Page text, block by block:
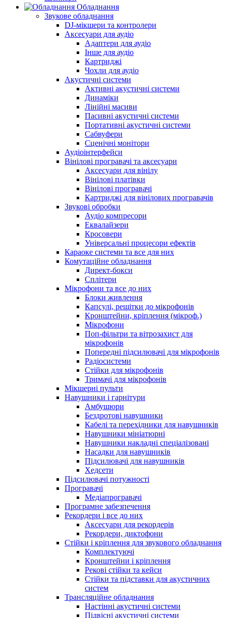
Обладнання
Звукове обладнання
DJ-мікшери та контролери
Аксесуари для аудіо
Адаптери для аудіо
Інше для аудіо
Картриджі
Чохли для аудіо
Акустичні системи
Активні акустичні системи
Динаміки
Лінійні масиви
Пасивні акустичні системи
Портативні акустичні системи
Сабвуфери
Сценічні монітори
Аудіоінтерфейси
Вінілові програвачі та аксесуари
Аксесуари для вінілу
Вінілові платівки
Вінілові програвачі
Картриджі для вінілових програвачів
Звукові обробки
Аудіо компресори
Еквалайзери
Кросовери
Універсальні процесори ефектів
Караоке системи та все для них
Комутаційне обладнання
Директ-бокси
Сплітери
Мікрофони та все до них
Блоки живлення
Капсулі, решітки до мікрофонів
Кронштейни, кріплення (мікроф.)
Мікрофони
Поп-фільтри та вітрозахист для
мікрофонів
Попередні підсилювачі для мікрофонів
Радіосистеми
Стійки для мікрофонів
Тримачі для мікрофонів
Мікшерні пульти
Навушники і гарнітури
Амбушюри
Бездротові навушники
Кабелі та перехідники для навушників
Навушники мініатюрні
Навушники накладні спеціалізовані
Насадки для навушників
Підсилювачі для навушників
Хедсети
Підсилювачі потужності
Програвачі
Медіапрогравачі
Програмне забезпечення
Рекордери і все до них
Аксесуари для рекордерів
Рекордери, диктофони
Стійки і кріплення для звукового обладнання
Комплектуючі
Кронштейни і кріплення
Рекові стійки та кейси
Стійки та підставки для акустичних
систем
Трансляційне обладнання
Настінні акустичні системи
Підвісні акустичні системи